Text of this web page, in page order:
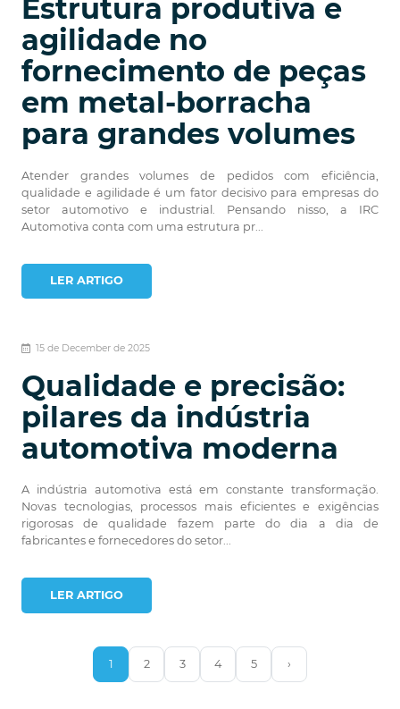
Estrutura produtiva e
agilidade no
fornecimento de peças
em metal-borracha
para grandes volumes
Atender grandes volumes de pedidos com eficiência,
qualidade e agilidade é um fator decisivo para empresas do
setor automotivo e industrial. Pensando nisso, a IRC
Automotiva conta com uma estrutura pr...
LER ARTIGO
15 de December de 2025
Qualidade e precisão:
pilares da indústria
automotiva moderna
A indústria automotiva está em constante transformação.
Novas tecnologias, processos mais eficientes e exigências
rigorosas de qualidade fazem parte do dia a dia de
fabricantes e fornecedores do setor...
LER ARTIGO
1 2 3 4 5 ›